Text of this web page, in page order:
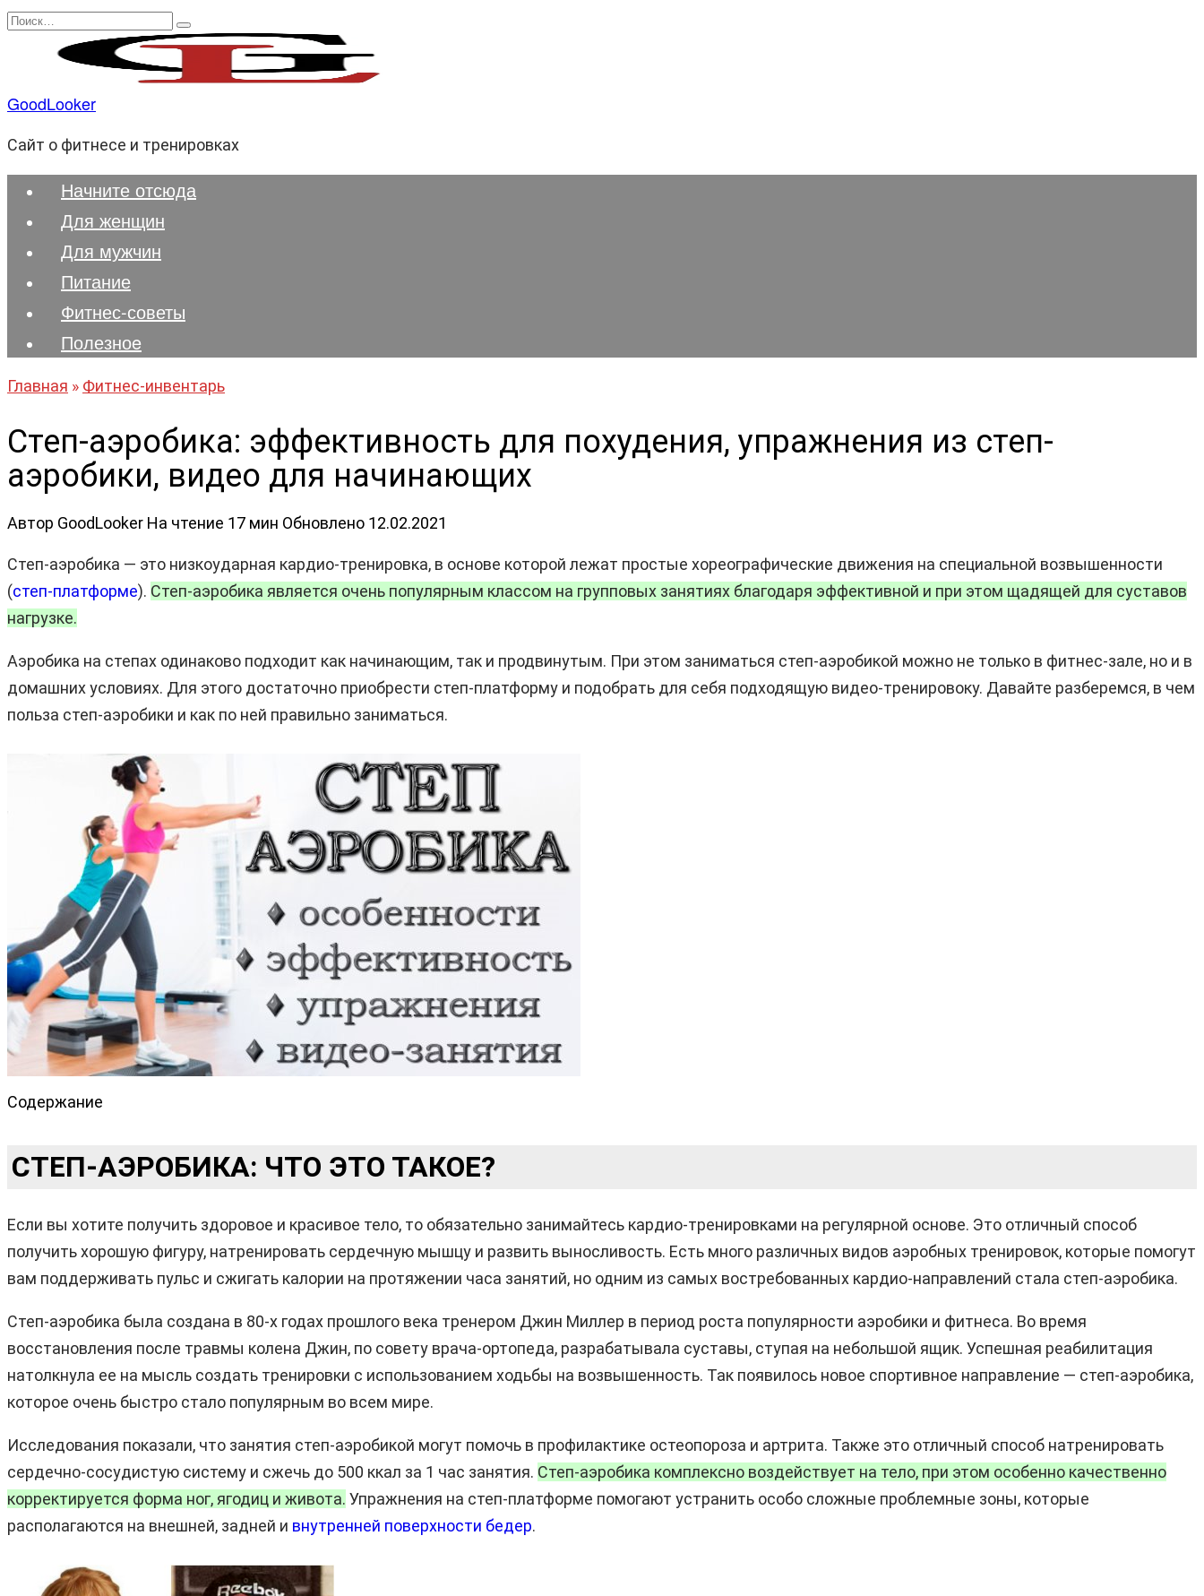
Перейти
содержанию
Search
GoodLooker
Сайт о фитнесе и тренировках
Начните отсюда
Для женщин
Для мужчин
Питание
Фитнес-советы
Полезноe
Главная » Фитнес-инвентарь
Степ-аэробика: эффективность для похудения, упражнения из степ-
аэробики, видео для начинающих
Автор GoodLooker На чтение 17 мин Обновлено 12.02.2021
Степ-аэробика — это низкоударная кардио-тренировка, в основе которой лежат простые хореографические движения на специальной возвышенности
(степ-платформе). Степ-аэробика является очень популярным классом на групповых занятиях благодаря эффективной и при этом щадящей для суставов
нагрузке.
Аэробика на степах одинаково подходит как начинающим, так и продвинутым. При этом заниматься степ-аэробикой можно не только в фитнес-зале, но и в
домашних условиях. Для этого достаточно приобрести степ-платформу и подобрать для себя подходящую видео-тренировоку. Давайте разберемся, в чем
польза степ-аэробики и как по ней правильно заниматься.
Содержание
СТЕП-АЭРОБИКА: ЧТО ЭТО ТАКОЕ?
Если вы хотите получить здоровое и красивое тело, то обязательно занимайтесь кардио-тренировками на регулярной основе. Это отличный способ
получить хорошую фигуру, натренировать сердечную мышцу и развить выносливость. Есть много различных видов аэробных тренировок, которые помогут
вам поддерживать пульс и сжигать калории на протяжении часа занятий, но одним из самых востребованных кардио-направлений стала степ-аэробика.
Степ-аэробика была создана в 80-х годах прошлого века тренером Джин Миллер в период роста популярности аэробики и фитнеса. Во время
восстановления после травмы колена Джин, по совету врача-ортопеда, разрабатывала суставы, ступая на небольшой ящик. Успешная реабилитация
натолкнула ее на мысль создать тренировки с использованием ходьбы на возвышенность. Так появилось новое спортивное направление — степ-аэробика,
которое очень быстро стало популярным во всем мире.
Исследования показали, что занятия степ-аэробикой могут помочь в профилактике остеопороза и артрита. Также это отличный способ натренировать
сердечно-сосудистую систему и сжечь до 500 ккал за 1 час занятия. Степ-аэробика комплексно воздействует на тело, при этом особенно качественно
корректируется форма ног, ягодиц и живота. Упражнения на степ-платформе помогают устранить особо сложные проблемные зоны, которые
располагаются на внешней, задней и внутренней поверхности бедер.